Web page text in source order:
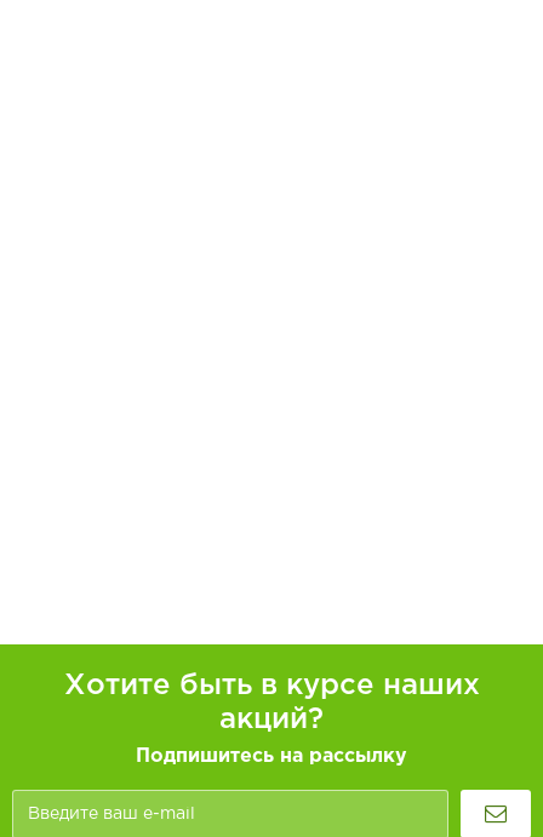
Хотите быть в курсе наших
акций?
Подпишитесь на рассылку